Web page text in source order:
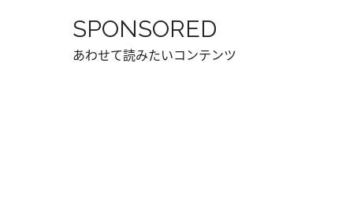
SPONSORED
あわせて読みたいコンテンツ